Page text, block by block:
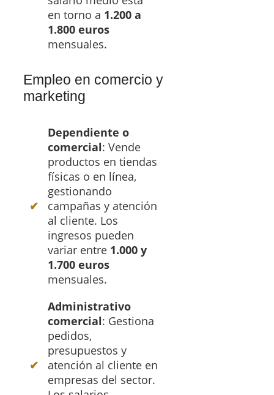
en torno a 1.200 a
1.800 euros
mensuales.
Empleo en comercio y
marketing
Dependiente o
comercial: Vende
productos en tiendas
físicas o en línea,
gestionando
campañas y atención
al cliente. Los
ingresos pueden
variar entre 1.000 y
1.700 euros
mensuales.
Administrativo
comercial: Gestiona
pedidos,
presupuestos y
atención al cliente en
empresas del sector.